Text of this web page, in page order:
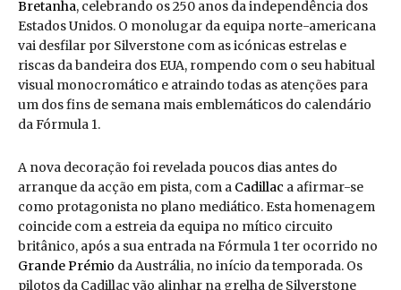
Bretanha, celebrando os 250 anos da independência dos
Estados Unidos. O monolugar da equipa norte-americana
vai desfilar por Silverstone com as icónicas estrelas e
riscas da bandeira dos EUA, rompendo com o seu habitual
visual monocromático e atraindo todas as atenções para
um dos fins de semana mais emblemáticos do calendário
da Fórmula 1.
A nova decoração foi revelada poucos dias antes do
arranque da acção em pista, com a Cadillac a afirmar-se
como protagonista no plano mediático. Esta homenagem
coincide com a estreia da equipa no mítico circuito
britânico, após a sua entrada na Fórmula 1 ter ocorrido no
Grande Prémio da Austrália, no início da temporada. Os
pilotos da Cadillac vão alinhar na grelha de Silverstone